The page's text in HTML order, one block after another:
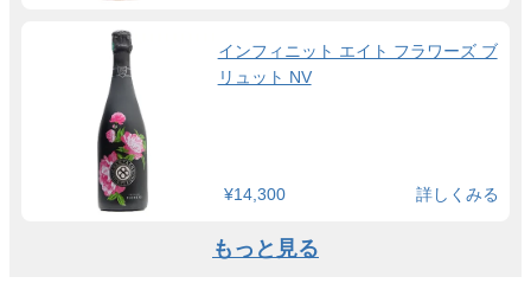
インフィニット エイト フラワーズ ブ
リュット NV
¥14,300 詳しくみる
もっと見る